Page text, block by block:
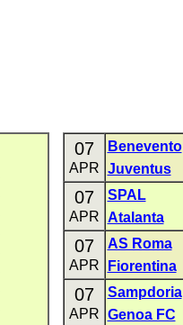
07
APR
Benevento
Juventus
07
APR
SPAL
Atalanta
07
APR
AS Roma
Fiorentina
07
APR
Sampdoria
Genoa FC